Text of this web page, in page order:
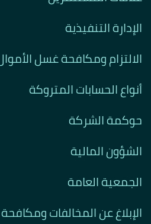
الإدارة التنفيذية
الالتزام ومكافحة غسل
أنواع الحسابات المتروكة
حوكمة الشركة
الشؤون المالية
الجمعية العامة
الإبلاغ عن المخالفات